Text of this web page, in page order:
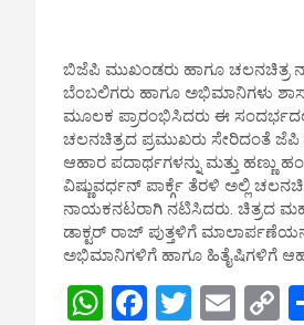
s
A
p
p
b
o
o
k
er
n
k
ಬಿಜೆಪಿ ಮುಖಂಡರು ಹಾಗೂ ಚಲನಚಿತ್ರ
ಬೆಂಬಲಿಗರು ಹಾಗೂ ಅಭಿಮಾನಿಗಳು
ಮೂಲಕ ಪ್ರಾರಂಭಿಸಿದರು ಈ
ಚಲನಚಿತ್ರದ ಪ್ರಮುಖರು ಸೇರಿದಂತೆ
ಆಹಾರ ಪದಾರ್ಥಗಳನ್ನು ಮತ್ತು ಹಣ್ಣು
ವಿಷ್ಣುವರ್ಧನ್ ಪಾರ್ಕ್ಗೆ ತೆರಳಿ ಅಲ್ಲಿ
ನಾಯಕನಟರಾಗಿ ನಟಿಸಿದರು. ಚಿತ್ರದ
ಡಾಕ್ಟರ್ ರಾಜ್ ಪುತ್ತಳಿಗೆ
ಅಭಿಮಾನಿಗಳಿಗೆ ಹಾಗೂ ಹಿತೈಷಿಗಳಿಗೆ
W F
T
E
C